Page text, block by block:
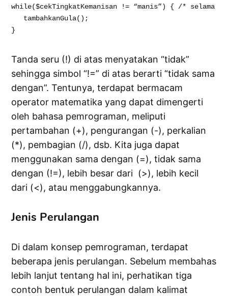
while($cekTingkatKemanisan != “manis”) { /* selama
   tambahkanGula();
Tanda seru (!) di atas menyatakan “tidak”
sehingga simbol “!=” di atas berarti “tidak sama
dengan”. Tentunya, terdapat bermacam
operator matematika yang dapat dimengerti
oleh bahasa pemrograman, meliputi
pertambahan (+), pengurangan (-), perkalian
(*), pembagian (/), dsb. Kita juga dapat
menggunakan sama dengan (=), tidak sama
dengan (!=), lebih besar dari (>), lebih kecil
dari (<), atau menggabungkannya.
Jenis Perulangan
Di dalam konsep pemrograman, terdapat
beberapa jenis perulangan. Sebelum membahas
lebih lanjut tentang hal ini, perhatikan tiga
contoh bentuk perulangan dalam kalimat